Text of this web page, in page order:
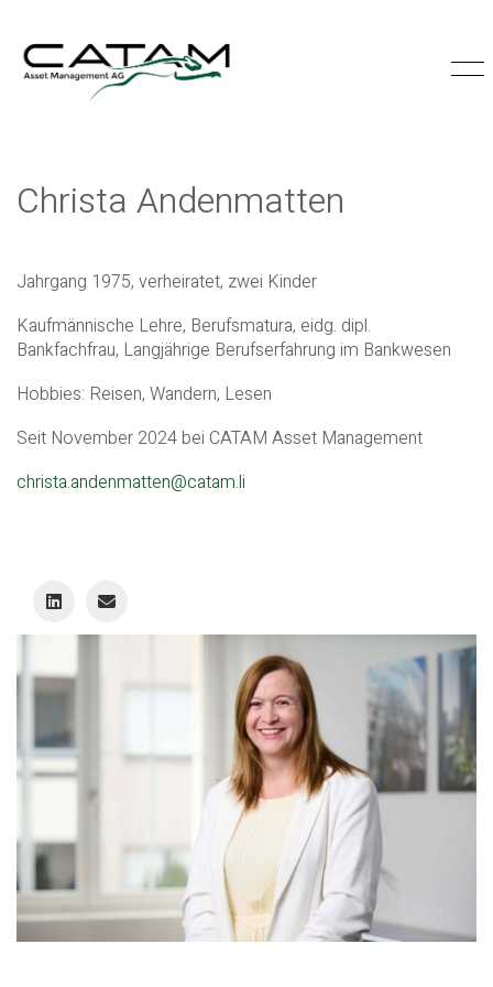
Christa Andenmatten
Jahrgang 1975, verheiratet, zwei Kinder
Kaufmännische Lehre, Berufsmatura, eidg. dipl.
Bankfachfrau, Langjährige Berufserfahrung im Bankwesen
Hobbies: Reisen, Wandern, Lesen
Seit November 2024 bei CATAM Asset Management
christa.andenmatten@catam.li